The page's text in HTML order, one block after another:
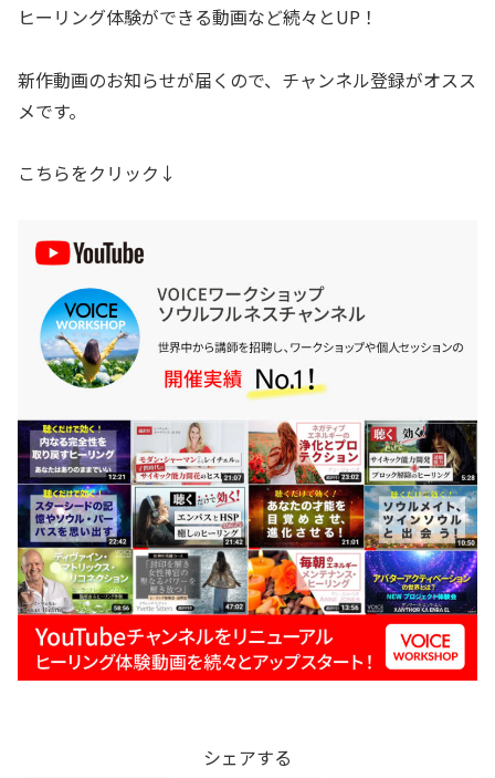
ヒーリング体験ができる動画など続々とUP！
新作動画のお知らせが届くので、チャンネル登録がオスス
メです。
こちらをクリック↓
シェアする